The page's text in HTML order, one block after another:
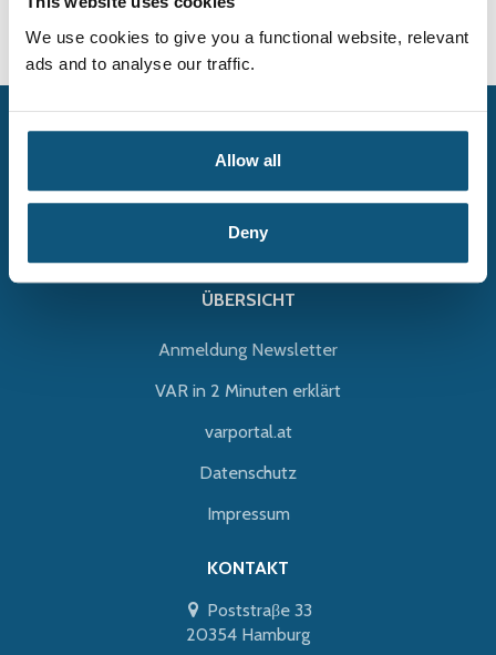
We use cookies to give you a functional website, relevant
ads and to analyse our traffic.
Allow all
Deny
ÜBERSICHT
Anmeldung Newsletter
VAR in 2 Minuten erklärt
varportal.at
Datenschutz
Impressum
KONTAKT
Poststraβe 33
20354 Hamburg